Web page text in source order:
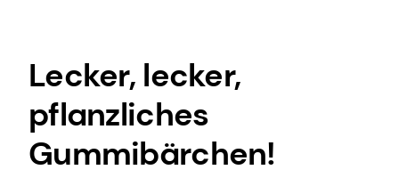
Lecker, lecker,
pflanzliches
Gummibärchen!